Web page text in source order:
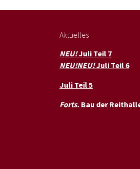
Aktuelles
NEU!Juli Teil 7
NEU!NEU!Juli Teil 6
Juli Teil 5
Forts. Bau der